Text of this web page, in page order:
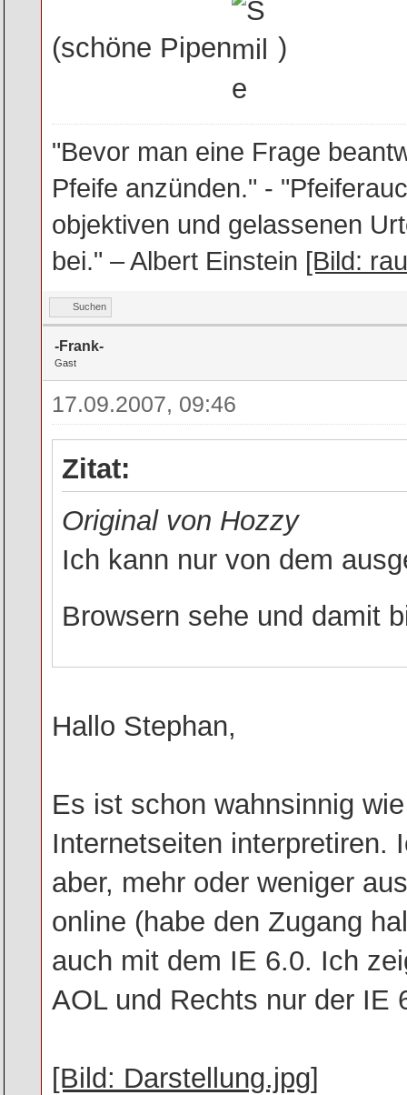
(schöne Pipen )
"Bevor man eine Frage
Pfeife anzünden." -
objektiven und gelassenen
bei." – Albert Einstein [Bild:
Suchen
-Frank-
Gast
17.09.2007, 09:46
Zitat:
Original von Hozzy
Ich kann nur von dem
Browsern sehe und damit
Hallo Stephan,
Es ist schon wahnsinnig
Internetseiten interpretiren.
aber, mehr oder weniger
online (habe den Zugang
auch mit dem IE 6.0. Ich
AOL und Rechts nur der IE
[Bild: Darstellung.jpg]